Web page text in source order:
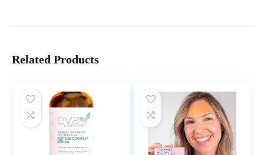
Related Products